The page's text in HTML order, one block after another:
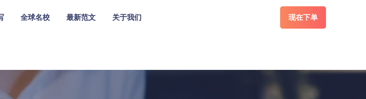
全球名校 最新范文 关于我们 现在下单